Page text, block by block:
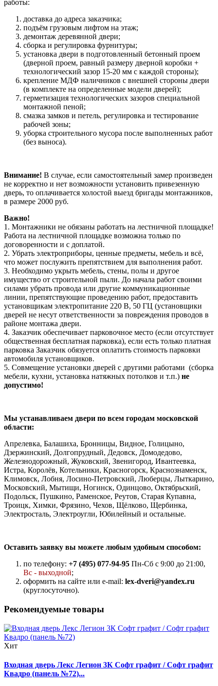
работы:
доставка до адреса заказчика;
подъём грузовым лифтом на этаж;
демонтаж деревянной двери;
сборка и регулировка фурнитуры;
установка двери в подготовленный бетонный проем
(дверной проем, равный размеру дверной коробки +
технологический зазор 15-20 мм с каждой стороны);
крепление МДФ наличников с внешней стороны двери
(в комплекте на определенные модели дверей);
герметизация технологических зазоров специальной
монтажной пеной;
смазка замков и петель, регулировка и тестирование
рабочей зоны;
уборка строительного мусора после выполненных работ
(без выноса).
Внимание! В случае, если самостоятельный замер произведен
не корректно и нет возможности установить привезенную
дверь, то оплачивается холостой выезд бригады монтажников,
в размере 2000 руб.
Важно!
1. Монтажники не обязаны работать на лестничной площадке!
Работа на лестничной площадке возможна только по
договоренности и с доплатой.
2. Убрать электроприборы, ценные предметы, мебель и всё,
что может послужить препятствием для выполнения работ.
3. Необходимо укрыть мебель, стены, полы и другое
имущество от строительной пыли. До начала работ своими
силами убрать провода или другие коммуникационные
линии, препятствующие проведению работ, предоставить
установщикам электропитание 220 В, 50 ГЦ (установщики
дверей не несут ответственности за повреждения проводов в
районе монтажа двери.
4. Заказчик обеспечивает парковочное место (если отсутствует
общественная бесплатная парковка), если есть только платная
парковка Заказчик обязуется оплатить стоимость парковки
автомобиля установщиков.
5. Совмещение установки дверей с другими работами (сборка
мебели, кухни, установка натяжных потолков и т.п.) не
допустимо!
Мы устанавливаем двери по всем городам московской
области:
Апрелевка, Балашиха, Бронницы, Видное, Голицыно,
Дзержинский, Долгопрудный, Дедовск, Домодедово,
Железнодорожный, Жуковский, Звенигород, Ивантеевка,
Истра, Королёв, Котельники, Красногорск, Краснознаменск,
Климовск, Лобня, Лосино-Петровский, Люберцы, Лыткарино,
Московский, Мытищи, Ногинск, Одинцово, Октябрьский,
Подольск, Пушкино, Раменское, Реутов, Старая Купавна,
Троицк, Химки, Фрязино, Чехов, Щёлково, Щербинка,
Электросталь, Электроугли, Юбилейный и остальные.
Оставить заявку вы можете любым удобным способом:
по телефону: +7 (495) 077-94-95 Пн-Сб с 9:00 до 21:00,
Вс - выходной;
оформить на сайте или e-mail: lex-dveri@yandex.ru
(круглосуточно).
Рекомендуемые товары
Хит
Входная дверь Лекс Легион 3К Софт графит / Софт графит
Квадро (панель №72)...